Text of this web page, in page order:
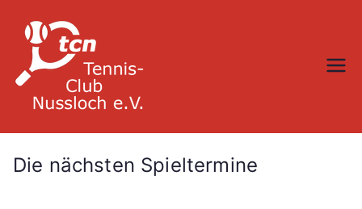
Inhalt
springen
Die nächsten Spieltermine